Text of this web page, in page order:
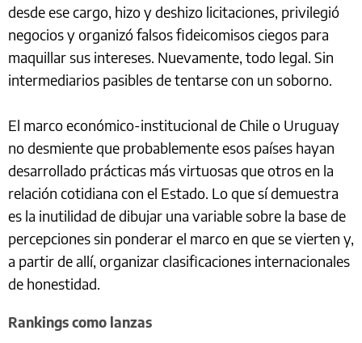
desde ese cargo, hizo y deshizo licitaciones, privilegió
negocios y organizó falsos fideicomisos ciegos para
maquillar sus intereses. Nuevamente, todo legal. Sin
intermediarios pasibles de tentarse con un soborno.
El marco económico-institucional de Chile o Uruguay
no desmiente que probablemente esos países hayan
desarrollado prácticas más virtuosas que otros en la
relación cotidiana con el Estado. Lo que sí demuestra
es la inutilidad de dibujar una variable sobre la base de
percepciones sin ponderar el marco en que se vierten y,
a partir de allí, organizar clasificaciones internacionales
de honestidad.
Rankings como lanzas